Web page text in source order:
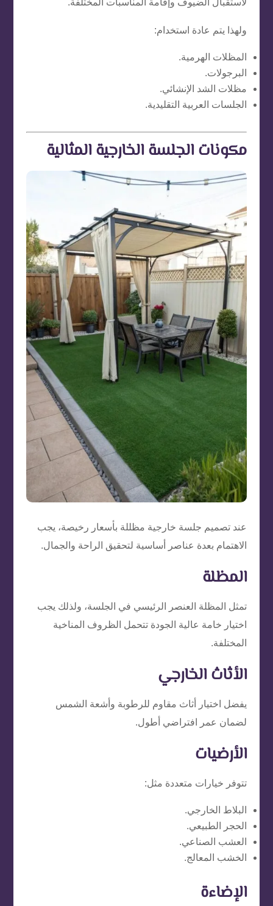
ولهذا يتم عادة استخدام:
المظلات الهرمية.
البرجولات.
مظلات الشد الإنشائي.
الجلسات العربية التقليدية.
مكونات الجلسة الخارجية المثالية
عند تصميم جلسة خارجية مظللة بأسعار رخيصة، يجب
الاهتمام بعدة عناصر أساسية لتحقيق الراحة والجمال.
المظلة
تمثل المظلة العنصر الرئيسي في الجلسة، ولذلك يجب
اختيار خامة عالية الجودة تتحمل الظروف المناخية
المختلفة.
الأثاث الخارجي
يفضل اختيار أثاث مقاوم للرطوبة وأشعة الشمس
لضمان عمر افتراضي أطول.
الأرضيات
تتوفر خيارات متعددة مثل:
البلاط الخارجي.
الحجر الطبيعي.
العشب الصناعي.
الخشب المعالج.
الإضاءة